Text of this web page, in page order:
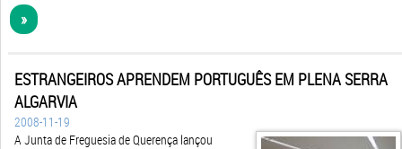
»
ESTRANGEIROS APRENDEM PORTUGUÊS EM PLENA SERRA
ALGARVIA
2008-11-19
A Junta de Freguesia de Querença lançou